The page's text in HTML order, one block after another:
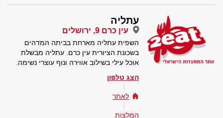
עתליה
עין כרם 9, ירושלים
השפית עתליה מארחת בביתה המדהים
בשכונת הציורית עין כרם. עתליה מבשלת
אוכל עילי בשילוב אווירה ונוף עוצרי נשימה.
הצג טלפון
לאתר
המלצות